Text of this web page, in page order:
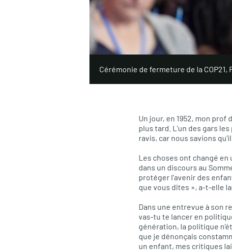
Cérémonie de fermeture de la COP21,
Un jour, en 1952, mon
plus tard. L’un des gars
ravis, car nous savions
Les choses ont changé en
dans un discours au
protéger l’avenir des
que vous dites », a-t-elle
Dans une entrevue à son
vas-tu te lancer en
génération, la politique
que je dénonçais
un enfant, mes critiques